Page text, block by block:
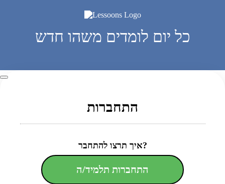
כל יום לומדים משהו חדש
התחברות
איך תרצו להתחבר?
התחברות תלמיד/ה